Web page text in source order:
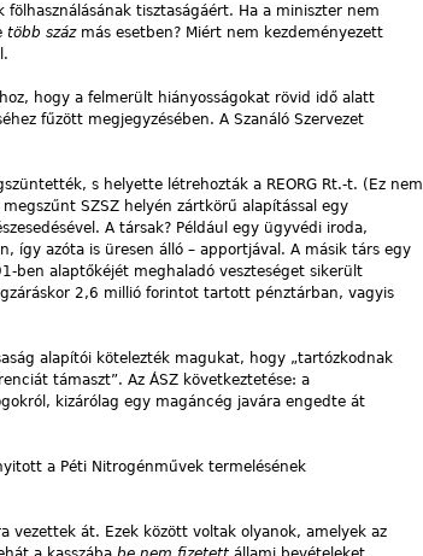
tisztaságáért. Ha a miniszter nem
több száz más esetben? Miért nem kezdeményezett
hogy a felmerült hiányosságokat rövid idő alatt
fűzött megjegyzésében. A Szanáló Szervezet
s helyette létrehozták a REORG Rt.-t. (Ez nem
SZSZ helyén zártkörű alapítással egy
A társak? Például egy ügyvédi iroda,
így azóta is üresen álló – apportjával. A másik társ egy
ben alaptőkéjét meghaladó veszteséget sikerült
2,6 millió forintot tartott pénztárban, vagyis
alapítói kötelezték magukat, hogy „tartózkodnak
támaszt”. Az ÁSZ következtetése: a
kizárólag egy magáncég javára engedte át
a Péti Nitrogénművek termelésének
vezettek át. Ezek között voltak olyanok, amelyek az